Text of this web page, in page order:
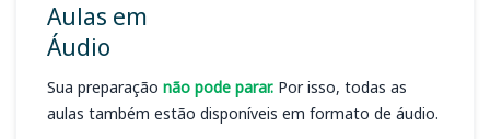
Aulas em
Áudio
Sua preparação não pode parar. Por isso, todas as
aulas também estão disponíveis em formato de áudio.